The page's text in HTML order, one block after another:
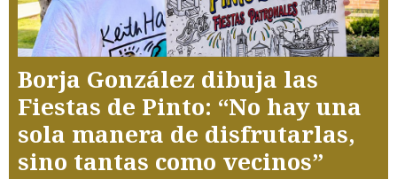
Borja González dibuja las
Fiestas de Pinto: “No hay una
sola manera de disfrutarlas,
sino tantas como vecinos”